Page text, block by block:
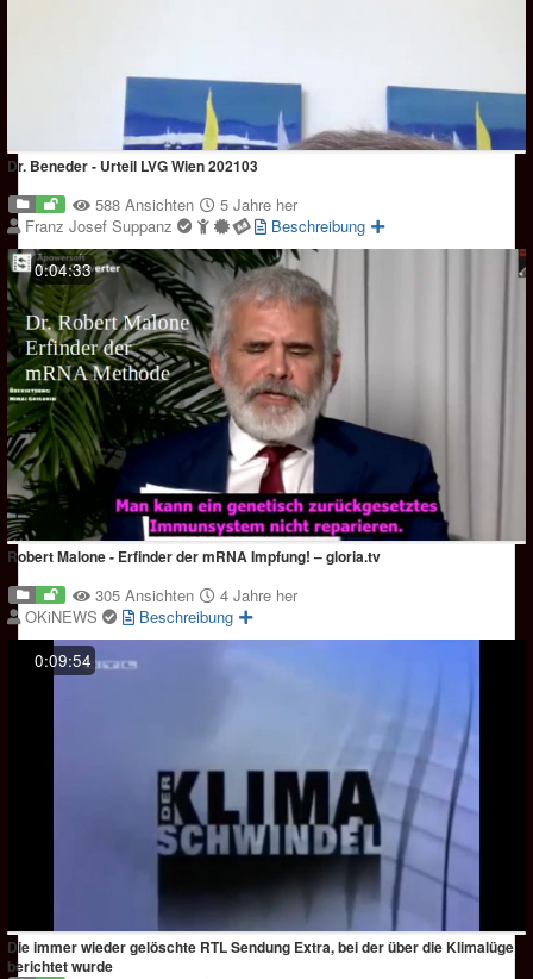
Dr. Beneder - Urteil LVG Wien 202103
588 Ansichten
5 Jahre her
Franz Josef Suppanz
Beschreibung
0:04:33
Robert Malone - Erfinder der mRNA Impfung! – gloria.tv
305 Ansichten
4 Jahre her
OKiNEWS
Beschreibung
0:09:54
Die immer wieder gelöschte RTL Sendung Extra, bei der über die Klimalüge
berichtet wurde